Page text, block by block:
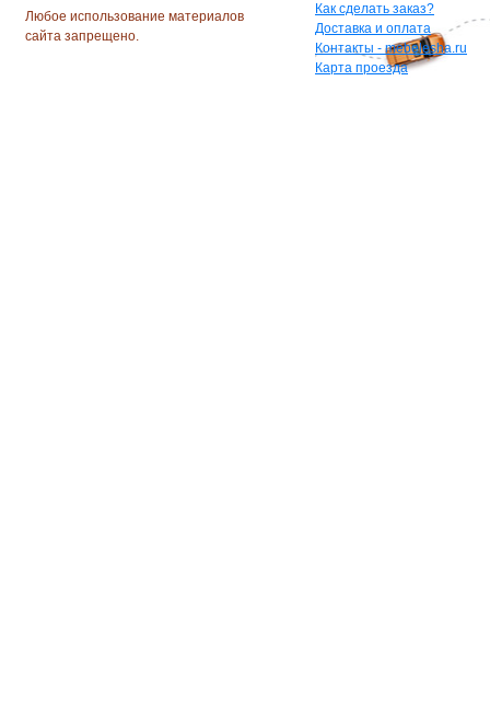
Любое использование материалов
сайта запрещено.
Как сделать заказ?
Доставка и оплата
Контакты - mebelesha.ru
Карта проезда